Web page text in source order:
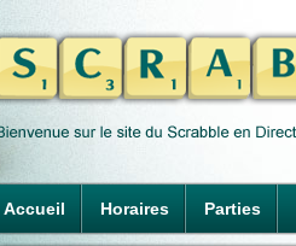
Accueil Horaires Parties